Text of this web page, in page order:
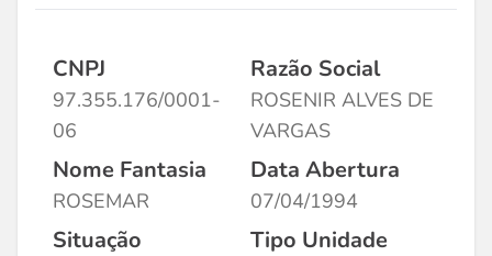
CNPJ
97.355.176/0001-
06
Razão Social
ROSENIR ALVES DE
VARGAS
Nome Fantasia
ROSEMAR
Data Abertura
07/04/1994
Situação Tipo Unidade